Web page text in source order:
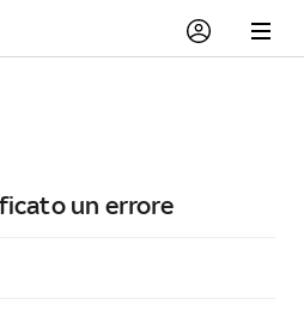
un errore